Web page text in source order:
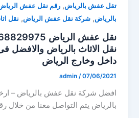
تقل عفش بالرياض,رقم نقل عفش
بالرياض,شركة نقل عفش الرياض, نقل
نقل الاثاث بالرياض والافضل
داخل وخارج الرياض
admin /07/06/2021
افضل شركة نقل عفش بالرياض –
بالرياض يتم التواصل معنا من